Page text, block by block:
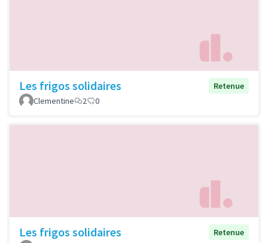
Les frigos solidaires
Retenue
Clementine
2 0
Les frigos solidaires
Retenue